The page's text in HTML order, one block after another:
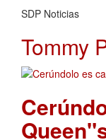
SDP Noticias
Tommy